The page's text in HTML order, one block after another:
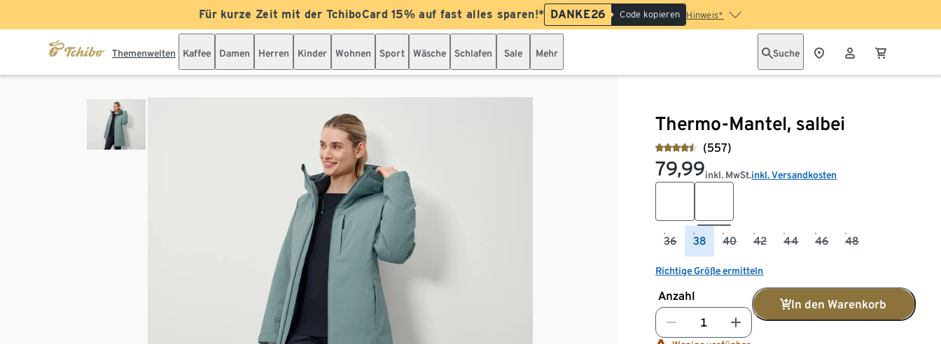
Für kurze Zeit mit der TchiboCard 15% auf fast alles sparen!* DANKE26 Code kopieren Hinweis*
Themenwelten Kaffee Damen Herren Kinder Wohnen Sport Wäsche Schlafen Sale Mehr Suche
Thermo-Mantel, salbei
(557)
79,99inkl. MwSt.inkl. Versandkosten
36 38 40 42 44 46 48
Richtige Größe ermitteln
Anzahl
In den Warenkorb